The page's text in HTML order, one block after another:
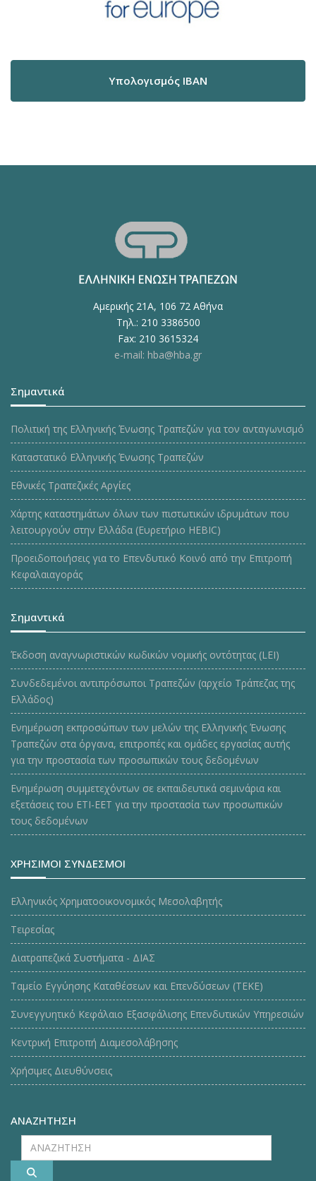
Υπολογισμός IBAN
Αμερικής 21Α, 106 72 Αθήνα
Τηλ.: 210 3386500
Fax: 210 3615324
e-mail: hba@hba.gr
Σημαντικά
Πολιτική της Ελληνικής Ένωσης Τραπεζών για τον ανταγωνισμό
Καταστατικό Ελληνικής Ένωσης Τραπεζών
Εθνικές Τραπεζικές Αργίες
Χάρτης καταστημάτων όλων των πιστωτικών ιδρυμάτων που
λειτουργούν στην Ελλάδα (Ευρετήριο HEBIC)
Προειδοποιήσεις για το Επενδυτικό Κοινό από την Επιτροπή
Κεφαλαιαγοράς
Σημαντικά
Έκδοση αναγνωριστικών κωδικών νομικής οντότητας (LEI)
Συνδεδεμένοι αντιπρόσωποι Τραπεζών (αρχείο Τράπεζας της
Ελλάδος)
Ενημέρωση εκπροσώπων των μελών της Ελληνικής Ένωσης
Τραπεζών στα όργανα, επιτροπές και ομάδες εργασίας αυτής
για την προστασία των προσωπικών τους δεδομένων
Ενημέρωση συμμετεχόντων σε εκπαιδευτικά σεμινάρια και
εξετάσεις του ΕΤΙ-ΕΕΤ για την προστασία των προσωπικών
τους δεδομένων
ΧΡΗΣΙΜΟΙ ΣΥΝΔΕΣΜΟΙ
Ελληνικός Χρηματοοικονομικός Μεσολαβητής
Τειρεσίας
Διατραπεζικά Συστήματα - ΔΙΑΣ
Ταμείο Εγγύησης Καταθέσεων και Επενδύσεων (ΤΕΚE)
Συνεγγυητικό Κεφάλαιο Εξασφάλισης Επενδυτικών Υπηρεσιών
Κεντρική Επιτροπή Διαμεσολάβησης
Χρήσιμες Διευθύνσεις
ΑΝΑΖΗΤΗΣΗ
ΑΝΑΖΗΤΗΣΗ